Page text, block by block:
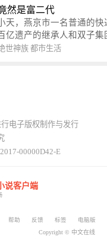
色美女，镇压恶鬼邪神。 江湖传闻：
到，地吼天啸。龙尘一出
纯属虚构，如有雷同，那
座，抓紧时间进群：
魔术师,或者搜索：
然是富二代
天，燕京市一名普通的快
亿遗产的继承人和双子集
给我定制一套百亿富翁的吃
给你安排了直升
之旅，只有他不
的，没有秘书办不到的。
世神族 都市生活
电子版权制作与发行
00000D42-E
说客户端
帮助 反馈 标签 电脑版
Copyright © 中文在线